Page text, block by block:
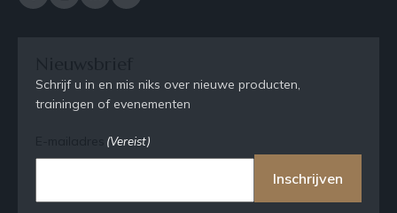
Schrijf u in en mis niks over nieuwe producten,
trainingen of evenementen
(Vereist)
Inschrijven